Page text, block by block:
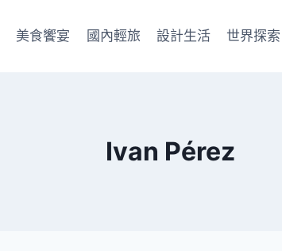
美食饗宴 國內輕旅 設計生活 世界探索
Ivan Pérez